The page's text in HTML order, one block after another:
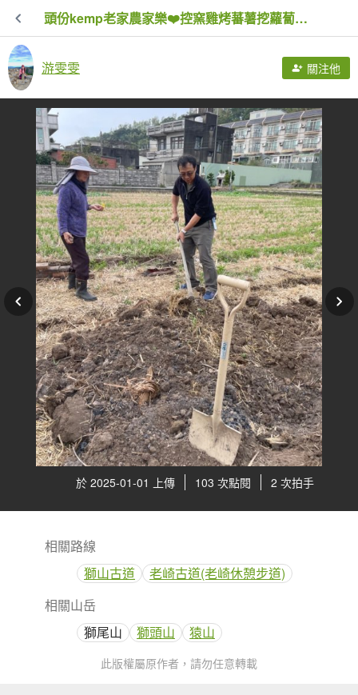
頭份kemp老家農家樂❤️控窯雞烤蕃薯挖蘿蔔現採青菜🥬
游雯雯 關注他
於 2025-01-01 上傳 103 次點閱 2 次拍手
相關路線
獅山古道
老崎古道(老崎休憩步道)
相關山岳
獅尾山
獅頭山 猿山
此版權屬原作者，請勿任意轉載